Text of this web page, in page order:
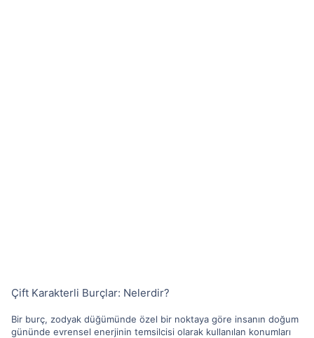
Çift Karakterli Burçlar: Nelerdir?
Bir burç, zodyak düğümünde özel bir noktaya göre insanın doğum
gününde evrensel enerjinin temsilcisi olarak kullanılan konumları